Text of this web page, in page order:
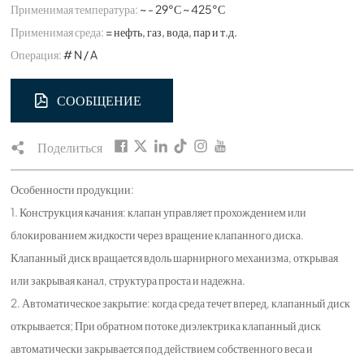
Применимая температура: ~ - 29°С ~ 425°С
Применимая среда: = нефть, газ, вода, пар и т.д.
Операция:# N / A
СООБЩЕНИЕ
Поделиться
Особенности продукции:
1. Конструкция качания: клапан управляет прохождением или
блокированием жидкости через вращение клапанного диска.
Клапанный диск вращается вдоль шарнирного механизма, открывая
или закрывая канал, структура проста и надежна.
2. Автоматическое закрытие: когда среда течет вперед, клапанный диск
открывается; При обратном потоке диэлектрика клапанный диск
автоматически закрывается под действием собственного веса и